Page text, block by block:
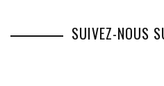
SUIVEZ-NOUS